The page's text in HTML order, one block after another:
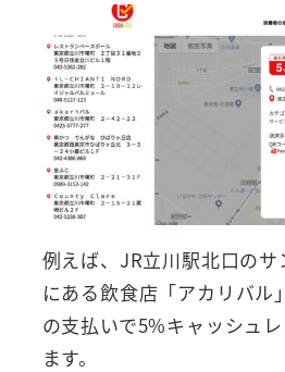
例えば、JR立川駅北口の
にある飲食店「アカリバル
の支払いで5%キャッシュ
ます。